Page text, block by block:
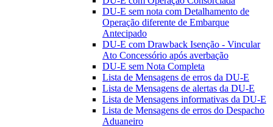
DU-E sem nota com Detalhamento de
Operação diferente de Embarque
Antecipado
DU-E com Drawback Isenção - Vincular
Ato Concessório após averbação
DU-E sem Nota Completa
Lista de Mensagens de erros da DU-E
Lista de Mensagens de alertas da DU-E
Lista de Mensagens informativas da DU-E
Lista de Mensagens de erros do Despacho
Aduaneiro